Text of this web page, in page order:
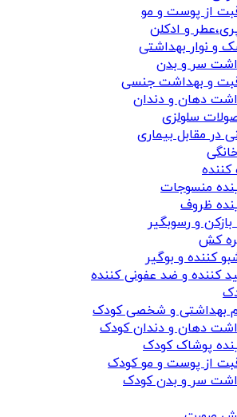
از پوست و مو
و ادکلن
و نوار بهداشتی
سر و بدن
و بهداشت جنسی
دهان و دندان
سلولزی
در مقابل بیماری
کننده
منسوجات
ظروف
بازکن و رسوبگیر
کش
کننده و بوگیر
کننده و ضد عفونی کننده
بهداشتی و شخصی کودک
دهان و دندان کودک
پوشاک کودک
از پوست و مو کودک
سر و بدن کودک